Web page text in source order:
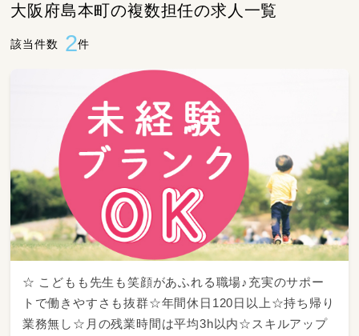
大阪府島本町の複数担任の求人一覧
該当件数 2件
☆ こどもも先生も笑顔があふれる職場♪充実のサポー
トで働きやすさも抜群☆年間休日120日以上☆持ち帰り
業務無し☆月の残業時間は平均3h以内☆スキルアップ